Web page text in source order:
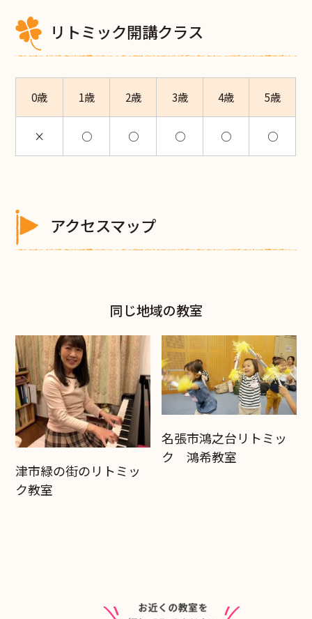
リトミック開講クラス
0歳 1歳 2歳 3歳 4歳 5歳
× ○ ○ ○ ○ ○
アクセスマップ
同じ地域の教室
津市緑の街のリトミッ
ク教室
名張市鴻之台リトミッ
ク 鴻希教室